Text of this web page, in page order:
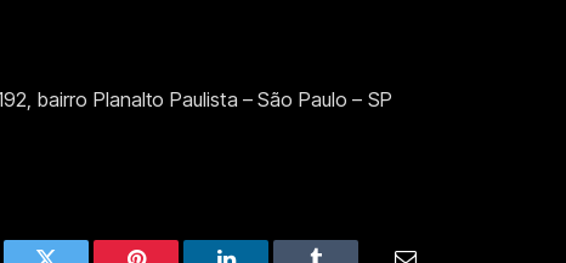
bairro Planalto Paulista – São Paulo – SP